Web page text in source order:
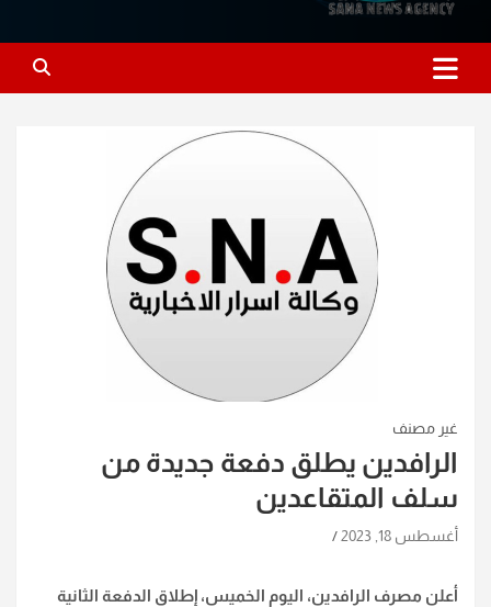
غير مصنف
الرافدين يطلق دفعة جديدة من
سلف المتقاعدين
أغسطس 18, 2023
أعلن مصرف الرافدين، اليوم الخميس، إطلاق الدفعة الثانية